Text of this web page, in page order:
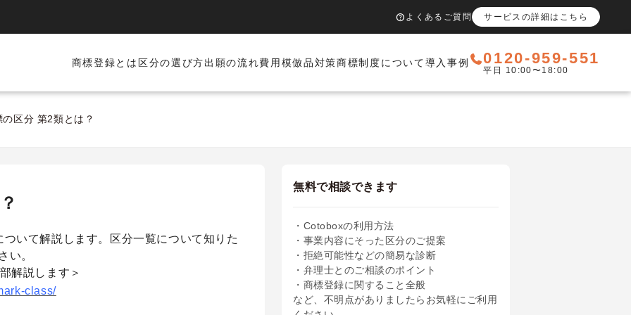
help よくあるご質問 サービスの詳細はこちら
商標登録とは 区分の選び方出願の流れ費用 模倣品対策商標制度について導入事例 0120-959-551
平日 10:00〜18:00
の区分 第2類とは？
いて解説します。区分一覧について知りた
い。
解説します＞
class/
無料で相談できます
・Cotoboxの利用方法
・事業内容にそった区分のご提案
・拒絶可能性などの簡易な診断
・弁理士とのご相談のポイント
・商標登録に関すること全般
など、不明点がありましたらお気軽にご利用